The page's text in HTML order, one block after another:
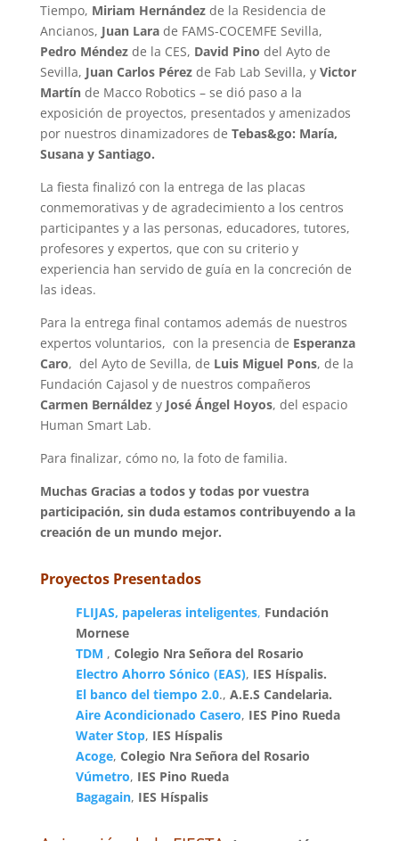
Tiempo, Miriam Hernándezde la Residencia de
Ancianos, Juan Larade FAMS-COCEMFE Sevilla,
Pedro Méndezde la CES, David Pino del Ayto de
Sevilla, Juan Carlos Pérezde Fab Lab Sevilla, y Victor
Martínde Macco Robotics – se dió paso a la
exposición de proyectos, presentados y amenizados
por nuestros dinamizadores de Tebas&go: María,
Susana y Santiago.
La fiesta finalizó con la entrega de las placas
conmemorativas y de agradecimiento a los centros
participantes y a las personas, educadores, tutores,
profesores y expertos, que con su criterio y
experiencia han servido de guía en la concreción de
las ideas.
Para la entrega final contamos además de nuestros
expertos voluntarios, con la presencia de Esperanza
Caro, del Ayto de Sevilla, de Luis Miguel Pons, de la
Fundación Cajasol y de nuestros compañeros
Carmen Bernáldezy José Ángel Hoyos, del espacio
Human Smart Lab.
Para finalizar, cómo no, la foto de familia.
Muchas Gracias a todos y todas por vuestra
participación, sin duda estamos contribuyendo a la
creación de un mundo mejor.
Proyectos Presentados
FLIJAS, papeleras inteligentes, Fundación
Mornese
TDM , Colegio Nra Señora del Rosario
Electro Ahorro Sónico (EAS), IES Híspalis.
El banco del tiempo 2.0., A.E.S Candelaria.
Aire Acondicionado Casero, IES Pino Rueda
Water Stop, IES Híspalis
Acoge, Colegio Nra Señora del Rosario
Vúmetro, IES Pino Rueda
Bagagain, IES Híspalis